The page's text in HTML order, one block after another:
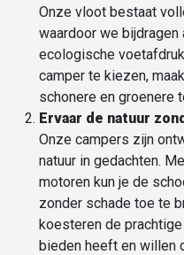
Onze vloot bestaat
waardoor we bijdragen
ecologische
camper te kiezen,
schonere en groenere
Ervaar de natuur
Onze campers zijn
natuur in gedachten.
motoren kun je de
zonder schade toe te
koesteren de
bieden heeft en willen